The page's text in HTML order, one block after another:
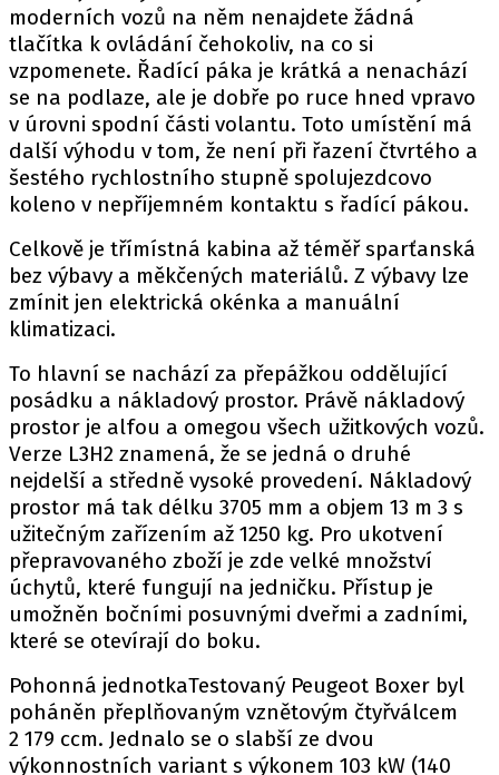
moderních vozů na něm nenajdete žádná
tlačítka k ovládání čehokoliv, na co si
vzpomenete. Řadící páka je krátká a nenachází
se na podlaze, ale je dobře po ruce hned vpravo
v úrovni spodní části volantu. Toto umístění má
další výhodu v tom, že není při řazení čtvrtého a
šestého rychlostního stupně spolujezdcovo
koleno v nepříjemném kontaktu s řadící pákou.
Celkově je třímístná kabina až téměř sparťanská
bez výbavy a měkčených materiálů. Z výbavy lze
zmínit jen elektrická okénka a manuální
klimatizaci.
To hlavní se nachází za přepážkou oddělující
posádku a nákladový prostor. Právě nákladový
prostor je alfou a omegou všech užitkových vozů.
Verze L3H2 znamená, že se jedná o druhé
nejdelší a středně vysoké provedení. Nákladový
prostor má tak délku 3705 mm a objem 13 m 3 s
užitečným zařízením až 1250 kg. Pro ukotvení
přepravovaného zboží je zde velké množství
úchytů, které fungují na jedničku. Přístup je
umožněn bočními posuvnými dveřmi a zadními,
které se otevírají do boku.
Pohonná jednotkaTestovaný Peugeot Boxer byl
poháněn přeplňovaným vznětovým čtyřválcem
2 179 ccm. Jednalo se o slabší ze dvou
výkonnostních variant s výkonem 103 kW (140